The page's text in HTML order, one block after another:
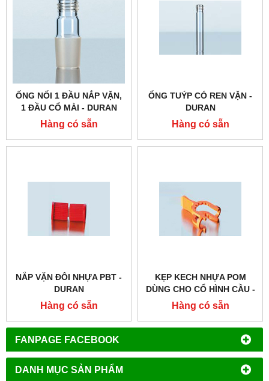
FANPAGE FACEBOOK
DANH MỤC SẢN PHẨM
ỐNG NỐI 1 ĐẦU NẮP VẶN,
1 ĐẦU CỔ MÀI - DURAN
Hàng có sẵn
ỐNG TUÝP CÓ REN VẶN -
DURAN
Hàng có sẵn
NẮP VẶN ĐÔI NHỰA PBT -
DURAN
Hàng có sẵn
KẸP KECH NHỰA POM
DÙNG CHO CỔ HÌNH CẦU -
DURAN
Hàng có sẵn